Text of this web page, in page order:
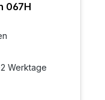
067H
Werktage